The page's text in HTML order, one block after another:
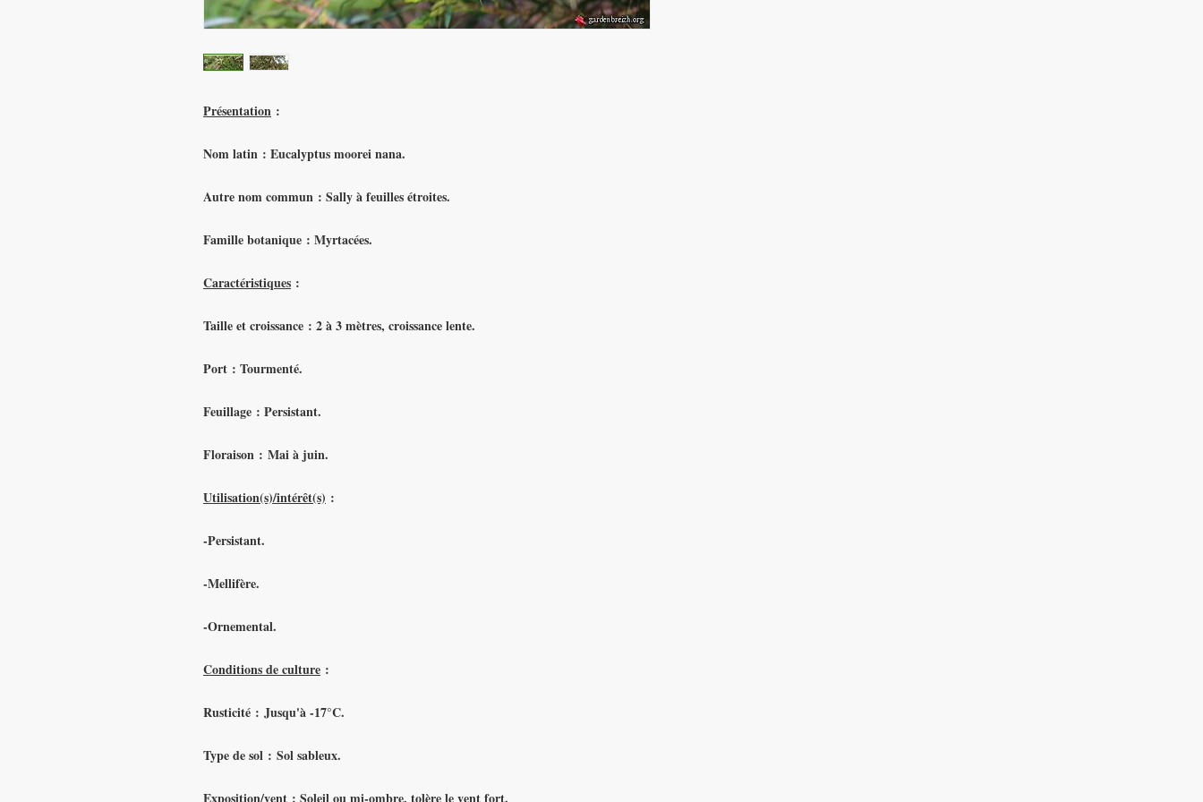
Présentation :
Nom latin : Eucalyptus moorei nana.
Autre nom commun : Sally à feuilles étroites.
Famille botanique : Myrtacées.
Caractéristiques :
Taille et croissance : 2 à 3 mètres, croissance lente.
Port : Tourmenté.
Feuillage : Persistant.
Floraison : Mai à juin.
Utilisation(s)/intérêt(s) :
-Persistant.
-Mellifère.
-Ornemental.
Conditions de culture :
Rusticité : Jusqu'à -17°C.
Type de sol : Sol sableux.
Exposition/vent : Soleil ou mi-ombre, tolère le vent fort.